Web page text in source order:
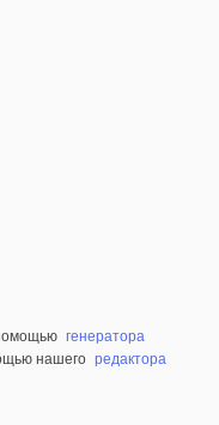
генератора
нашего редактора